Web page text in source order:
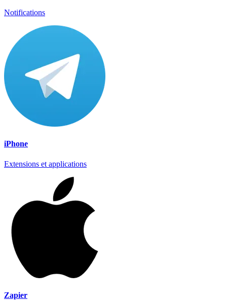
Notifications
iPhone
Extensions et applications
Zapier